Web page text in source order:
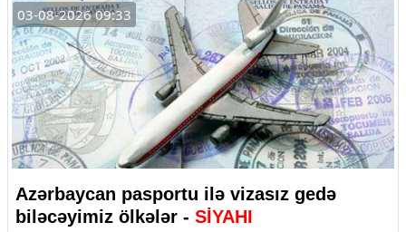
03-08-2026 09:33
Azərbaycan pasportu ilə vizasız gedə
biləcəyimiz ölkələr - SİYAHI